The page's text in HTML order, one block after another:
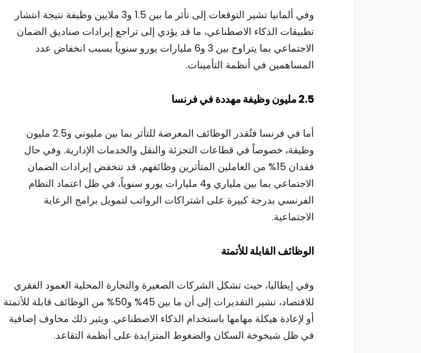
وفي ألمانيا تشير التوقعات إلى تأثر ما بين 1.5 و3 ملايين وظيفة نتيجة انتشار
تطبيقات الذكاء الاصطناعي، ما قد يؤدي إلى تراجع إيرادات صناديق الضمان
الاجتماعي بما يتراوح بين 3 و6 مليارات يورو سنوياً بسبب انخفاض عدد
المساهمين في أنظمة التأمينات.
2.5 مليون وظيفة مهددة في فرنسا
أما في فرنسا فتُقدر الوظائف المعرضة للتأثر بما بين مليوني و2.5 مليون
وظيفة، خصوصاً في قطاعات التجزئة والنقل والخدمات الإدارية. وفي حال
فقدان 15% من العاملين المتأثرين وظائفهم، قد تنخفض إيرادات الضمان
الاجتماعي بما بين ملياري و4 مليارات يورو سنوياً، في ظل اعتماد النظام
الفرنسي بدرجة كبيرة على اشتراكات الرواتب لتمويل برامج الرعاية
الاجتماعية.
الوظائف القابلة للأتمتة
وفي إيطاليا، حيث تشكل الشركات الصغيرة والتجارة المحلية العمود الفقري
للاقتصاد، تشير التقديرات إلى أن ما بين 45% و50% من الوظائف قابلة للأتمتة
أو لإعادة هيكلة مهامها باستخدام الذكاء الاصطناعي. ويثير ذلك مخاوف إضافية
في ظل شيخوخة السكان والضغوط المتزايدة على أنظمة التقاعد.